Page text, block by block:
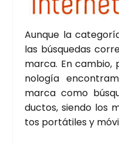
Aun­que la
las bús­que­das
mar­ca. En
no­lo­gía
mar­ca como
duc­tos, sien­do los
tos por­tá­ti­les y